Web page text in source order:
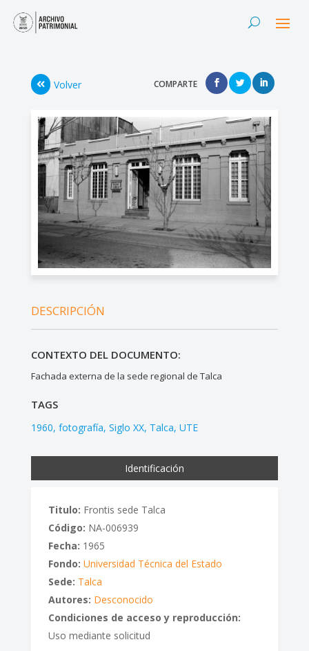
Volver COMPARTE
DESCRIPCIÓN
CONTEXTO DEL DOCUMENTO:
Fachada externa de la sede regional de Talca
TAGS
1960 fotografía Siglo XX Talca UTE
Identificación
Titulo: Frontis sede Talca
Código: NA-006939
Fecha: 1965
Fondo: Universidad Técnica del Estado
Sede: Talca
Autores: Desconocido
Condiciones de acceso y reproducción:
Uso mediante solicitud